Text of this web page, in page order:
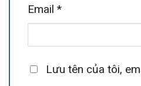
Email *
Lưu tên của tôi,